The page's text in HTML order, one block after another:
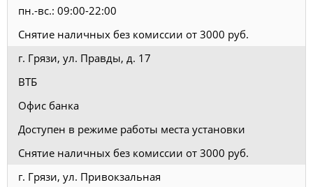
пн.-вс.: 09:00-22:00
Снятие наличных без комиссии от 3000 руб.
г. Грязи, ул. Правды, д. 17
ВТБ
Офис банка
Доступен в режиме работы места установки
Снятие наличных без комиссии от 3000 руб.
г. Грязи, ул. Привокзальная